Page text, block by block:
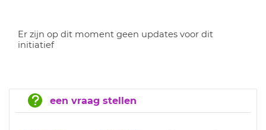
Er zijn op dit moment geen updates voor dit
initiatief
een vraag stellen